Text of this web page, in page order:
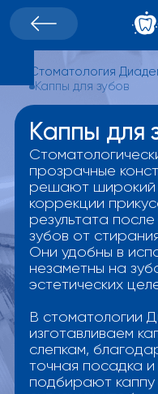
Стоматология
Каппы для зубов
Каппы для
прозрачные
решают широкий
коррекции
результата
зубов от
Они удобны в
незаметны на
эстетических
В стоматологии
изготавливаем
слепкам,
точная посадка
подбирают каппу